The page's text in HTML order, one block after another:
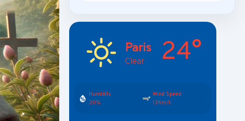
Paris
Clear 24°
Humidity
30%
Wind Speed
13Km/h